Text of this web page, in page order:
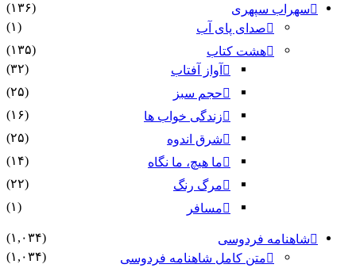
سهراب سپهری
(۱۳۶)
صدای پای آب
(۱)
هشت کتاب
(۱۳۵)
آواز آفتاب
(۳۲)
حجم سبز
(۲۵)
زندگی خواب ها
(۱۶)
شرق اندوه
(۲۵)
ما هیچ، ما نگاه
(۱۴)
مرگ رنگ
(۲۲)
مسافر
(۱)
شاهنامه فردوسی
(۱,۰۳۴)
متن کامل شاهنامه فردوسی
(۱,۰۳۴)